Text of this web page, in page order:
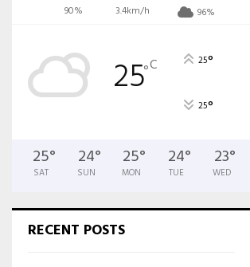
90% 3.4km/h 96%
25°C 25°
25°
25°
SAT
24°
SUN
25°
MON
24°
TUE
23°
WED
RECENT POSTS